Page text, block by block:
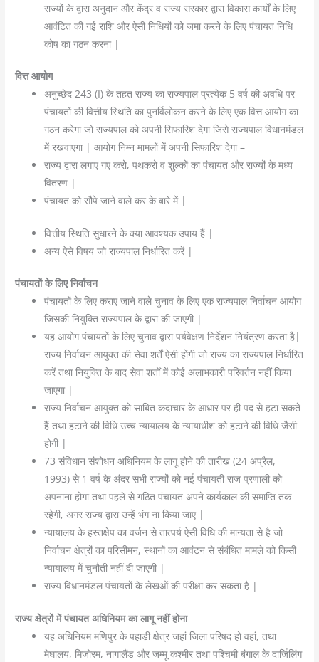
राज्यों के द्वारा अनुदान और केंद्र व राज्य सरकार द्वारा विकास कार्यों के लिए
आवंटित की गई राशि और ऐसी निधियों को जमा करने के लिए पंचायत निधि
कोष का गठन करना |
वित्त आयोग
अनुच्छेद 243 (I) के तहत राज्य का राज्यपाल प्रत्येक 5 वर्ष की अवधि पर
पंचायतों की वित्तीय स्थिति का पुनर्विलोकन करने के लिए एक वित्त आयोग का
गठन करेगा जो राज्यपाल को अपनी सिफारिश देगा जिसे राज्यपाल विधानमंडल
में रखवाएगा | आयोग निम्न मामलों में अपनी सिफारिश देगा –
राज्य द्वारा लगाए गए करो, पथकरो व शुल्कों का पंचायत और राज्यों के मध्य
वितरण |
पंचायत को सौपे जाने वाले कर के बारे में |
वित्तीय स्थिति सुधारने के क्या आवश्यक उपाय हैं |
अन्य ऐसे विषय जो राज्यपाल निर्धारित करें |
पंचायतों के लिए निर्वाचन
पंचायतों के लिए कराए जाने वाले चुनाव के लिए एक राज्यपाल निर्वाचन आयोग
जिसकी नियुक्ति राज्यपाल के द्वारा की जाएगी |
यह आयोग पंचायतों के लिए चुनाव द्वारा पर्यवेक्षण निर्देशन नियंत्रण करता है|
राज्य निर्वाचन आयुक्त की सेवा शर्तें ऐसी होंगी जो राज्य का राज्यपाल निर्धारित
करें तथा नियुक्ति के बाद सेवा शर्तों में कोई अलाभकारी परिवर्तन नहीं किया
जाएगा |
राज्य निर्वाचन आयुक्त को साबित कदाचार के आधार पर ही पद से हटा सकते
हैं तथा हटाने की विधि उच्च न्यायालय के न्यायाधीश को हटाने की विधि जैसी
होगी |
73 संविधान संशोधन अधिनियम के लागू होने की तारीख (24 अप्रैल,
1993) से 1 वर्ष के अंदर सभी राज्यों को नई पंचायती राज प्रणाली को
अपनाना होगा तथा पहले से गठित पंचायत अपने कार्यकाल की समाप्ति तक
रहेगी, अगर राज्य द्वारा उन्हें भंग ना किया जाए |
न्यायालय के हस्तक्षेप का वर्जन से तात्पर्य ऐसी विधि की मान्यता से है जो
निर्वाचन क्षेत्रों का परिसीमन, स्थानों का आवंटन से संबंधित मामले को किसी
न्यायालय में चुनौती नहीं दी जाएगी |
राज्य विधानमंडल पंचायतों के लेखओं की परीक्षा कर सकता है |
राज्य क्षेत्रों में पंचायत अधिनियम का लागू नहीं होना
यह अधिनियम मणिपुर के पहाड़ी क्षेत्र जहां जिला परिषद हो वहां, तथा
मेघालय, मिजोरम, नागालैंड और जम्मू कश्मीर तथा पश्चिमी बंगाल के दार्जिलिंग